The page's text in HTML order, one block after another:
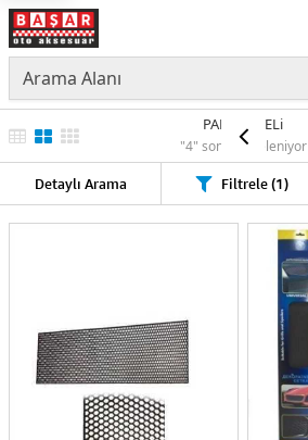
PANJUR TELi
"4" sonuç listeleniyor
Detaylı Arama Filtrele (1)